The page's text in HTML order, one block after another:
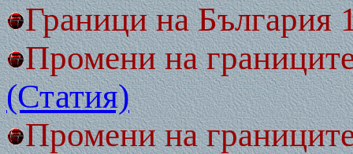
Граници на България
Промени на
(Статия)
Промени на